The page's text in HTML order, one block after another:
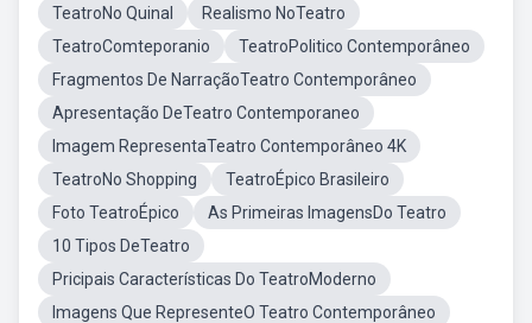
TeatroNo Quinal
Realismo NoTeatro
TeatroComteporanio
TeatroPolitico Contemporâneo
Fragmentos De NarraçãoTeatro Contemporâneo
Apresentação DeTeatro Contemporaneo
Imagem RepresentaTeatro Contemporâneo 4K
TeatroNo Shopping
TeatroÉpico Brasileiro
Foto TeatroÉpico
As Primeiras ImagensDo Teatro
10 Tipos DeTeatro
Pricipais Características Do TeatroModerno
Imagens Que RepresenteO Teatro Contemporâneo